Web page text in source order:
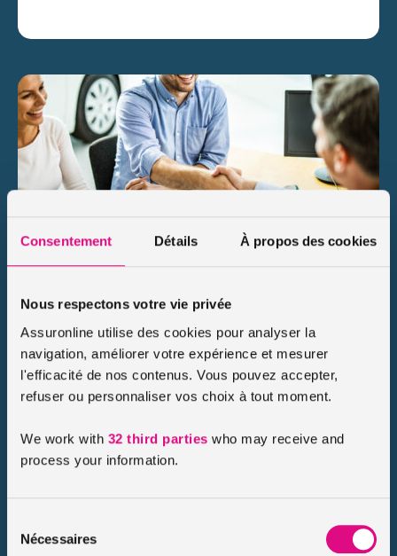
Consentement Détails À propos des cookies
Nous respectons votre vie privée
Assuronline utilise des cookies pour analyser la
navigation, améliorer votre expérience et mesurer
l'efficacité de nos contenus. Vous pouvez accepter,
refuser ou personnaliser vos choix à tout moment.
We work with 32 third parties who may receive and
process your information.
Nécessaires
Publié le 2025-04-03
Le marché des voitures sans permis (VSP) est en plein essor et
permis. En effet, ces voiturettes séduisent de plus en plus […]
Lire le conseil